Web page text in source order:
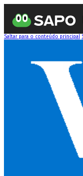
Saltar para o conteúdo principal